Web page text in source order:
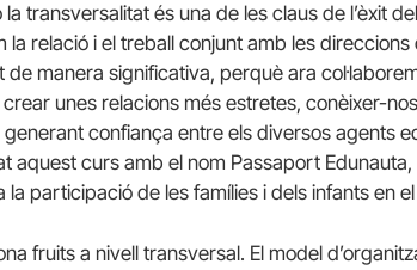
transversalitat és una de les claus de l’èxit
la relació i el treball conjunt amb les
de manera significativa, perquè ara
unes relacions més estretes, conèixer-
confiança entre els diversos agents
aquest curs amb el nom Passaport
la participació de les famílies i dels infants en
fruits a nivell transversal. El model